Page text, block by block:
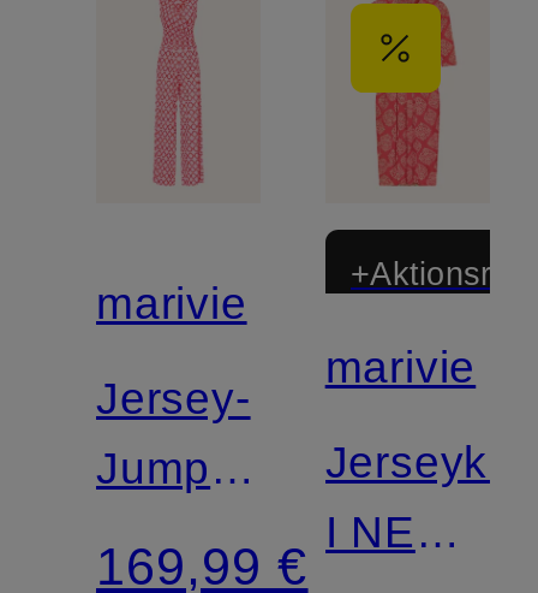
marivie
Jersey-
Jumpsuit
SUMMERTIME
169,99 €
marivie
I NEED